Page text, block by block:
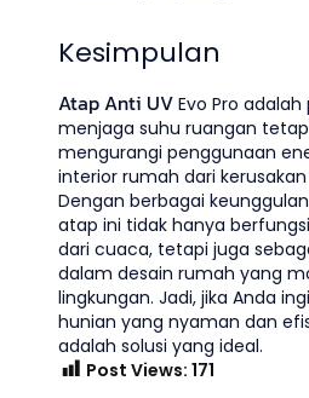
Kesimpulan
Atap Anti UV Evo Pro
menjaga suhu ruangan
mengurangi penggunaan
interior rumah dari kerusakan
Dengan berbagai
atap ini tidak hanya
dari cuaca, tetapi juga
dalam desain rumah yang
lingkungan. Jadi, jika Anda
hunian yang nyaman dan
adalah solusi yang ideal.
Post Views: 171